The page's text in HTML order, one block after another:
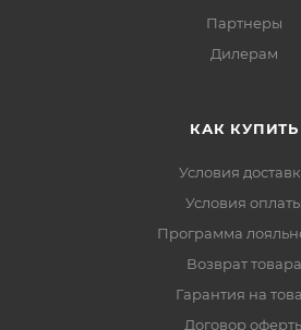
Партнеры
Дилерам
КАК КУПИТЬ
Условия
Условия оплаты
Программа
Возврат товара
Гарантия на
Договор